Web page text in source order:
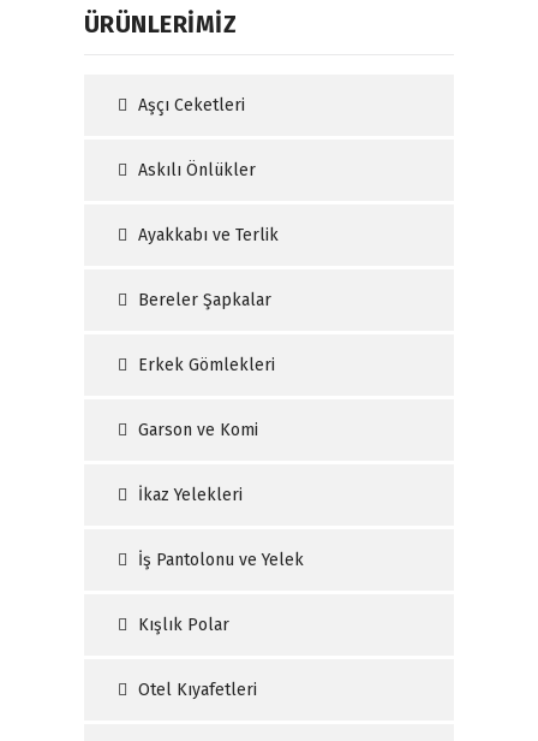
ÜRÜNLERİMİZ
Aşçı Ceketleri
Askılı Önlükler
Ayakkabı ve Terlik
Bereler Şapkalar
Erkek Gömlekleri
Garson ve Komi
İkaz Yelekleri
İş Pantolonu ve Yelek
Kışlık Polar
Otel Kıyafetleri